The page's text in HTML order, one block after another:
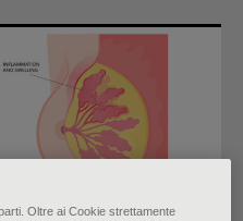
Oltre ai Cookie strettamente